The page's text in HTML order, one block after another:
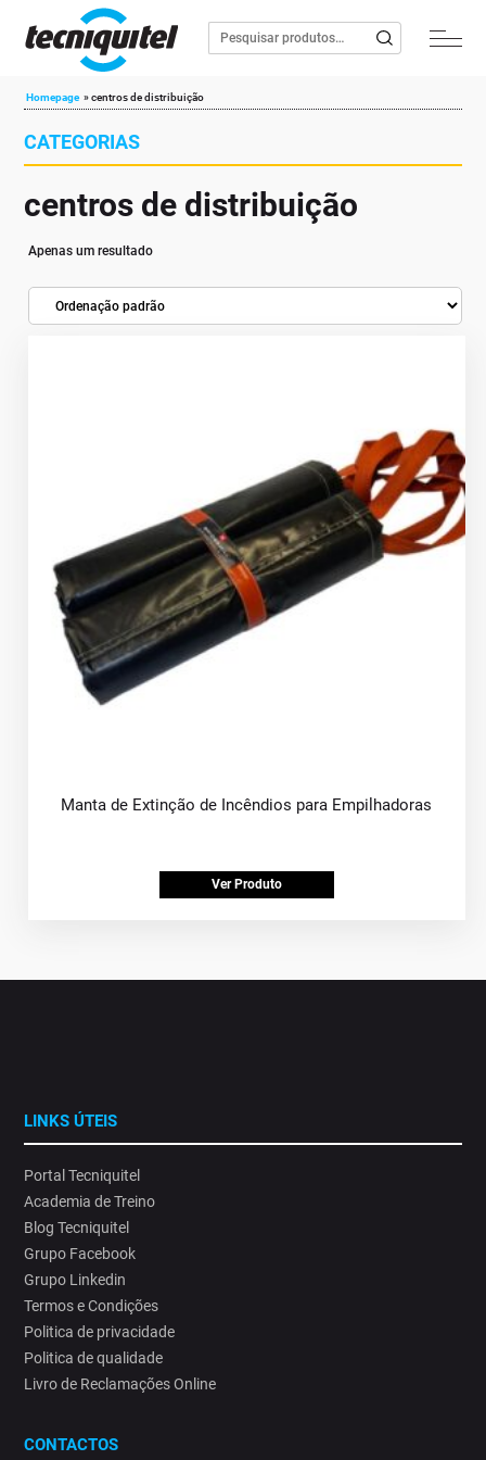
Homepage »centros de distribuição
CATEGORIAS
centros de distribuição
Apenas um resultado
Manta de Extinção de Incêndios para Empilhadoras
Ver Produto
LINKS ÚTEIS
Portal Tecniquitel
Academia de Treino
Blog Tecniquitel
Grupo Facebook
Grupo Linkedin
Termos e Condições
Politica de privacidade
Politica de qualidade
Livro de Reclamações Online
CONTACTOS